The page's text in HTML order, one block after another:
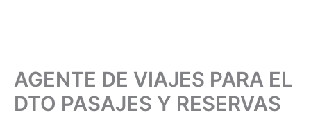
AGENTE DE VIAJES PARA EL
DTO PASAJES Y RESERVAS